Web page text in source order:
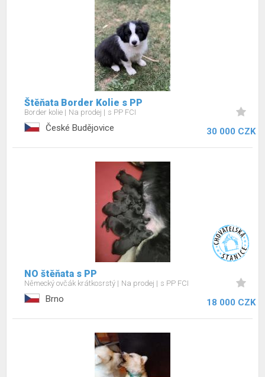
Štěňata Border Kolie s PP
Border kolie Na prodej s PP FCI
České Budějovice 30 000 CZK
NO štěňata s PP
Německý ovčák krátkosrstý Na prodej s PP FCI
Brno 18 000 CZK